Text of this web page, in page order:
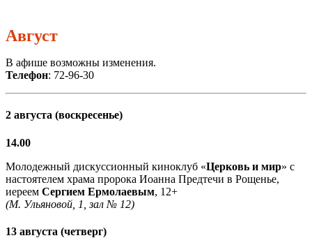
Август
В афише возможны изменения.
Телефон: 72-96-30
2 августа (воскресенье)
14.00
Молодежный дискуссионный киноклуб «Церковь и мир» с
настоятелем храма пророка Иоанна Предтечи в Рощенье,
иереем Сергием Ермолаевым, 12+
(М. Ульяновой, 1, зал № 12)
13 августа (четверг)